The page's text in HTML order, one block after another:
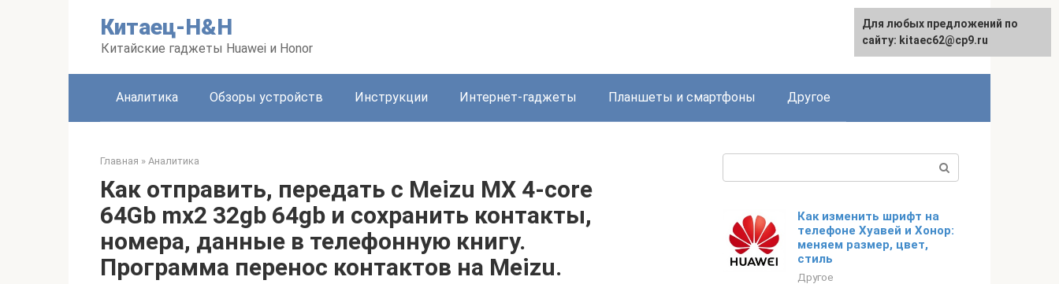
Китаец-H&H
Китайские гаджеты Huawei и Honor
Аналитика Обзоры устройств Инструкции Интернет-гаджеты Планшеты и смартфоны Другое
Главная » Аналитика
Как отправить, передать с Meizu MX 4-core
64Gb mx2 32gb 64gb и сохранить контакты,
номера, данные в телефонную книгу.
Программа перенос контактов на Meizu.
Как изменить шрифт на
телефоне Хуавей и Хонор:
меняем размер, цвет,
стиль
Другое
Для любых предложений по
сайту: kitaec62@cp9.ru